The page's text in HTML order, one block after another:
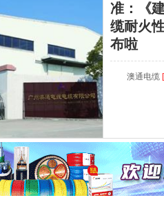
准：《
缆耐火
布啦
澳通电缆